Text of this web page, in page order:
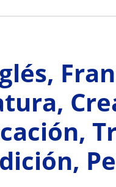
Pe